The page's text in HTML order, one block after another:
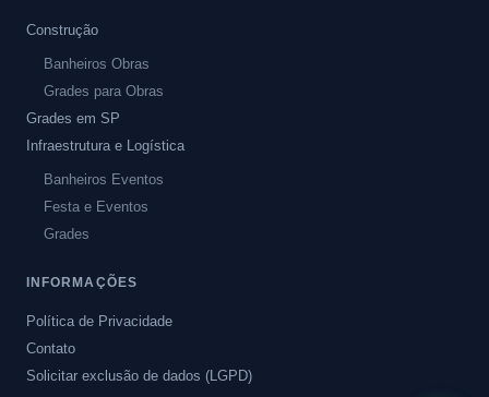
Construção
Banheiros Obras
Grades para Obras
Grades em SP
Infraestrutura e Logística
Banheiros Eventos
Festa e Eventos
Grades
INFORMAÇÕES
Política de Privacidade
Contato
Solicitar exclusão de dados (LGPD)